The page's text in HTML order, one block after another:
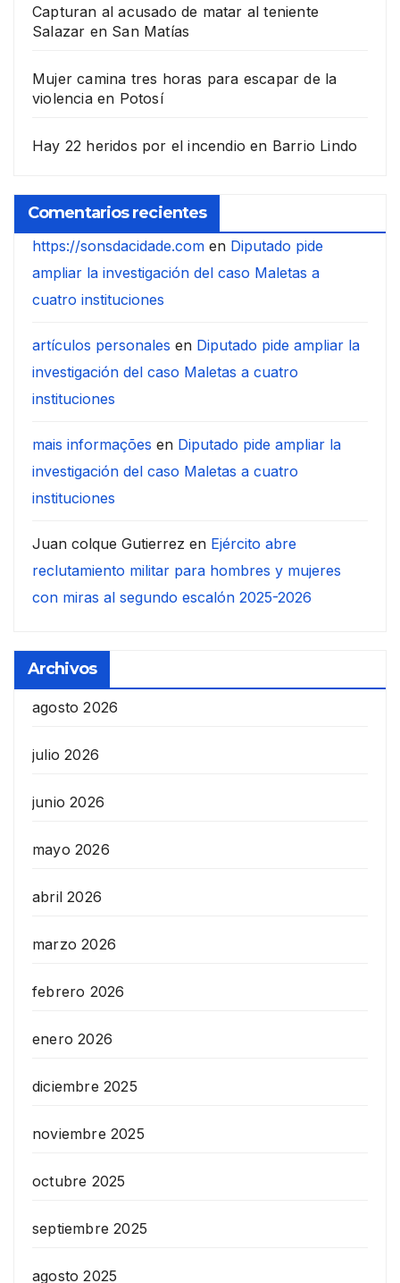
Capturan al acusado de matar al teniente
Salazar en San Matías
Mujer camina tres horas para escapar de la
violencia en Potosí
Hay 22 heridos por el incendio en Barrio Lindo
Comentarios recientes
https://sonsdacidade.com en Diputado pide
ampliar la investigación del caso Maletas a
cuatro instituciones
artículos personales en Diputado pide ampliar la
investigación del caso Maletas a cuatro
instituciones
mais informações en Diputado pide ampliar la
investigación del caso Maletas a cuatro
instituciones
Juan colque Gutierrez en Ejército abre
reclutamiento militar para hombres y mujeres
con miras al segundo escalón 2025-2026
Archivos
agosto 2026
julio 2026
junio 2026
mayo 2026
abril 2026
marzo 2026
febrero 2026
enero 2026
diciembre 2025
noviembre 2025
octubre 2025
septiembre 2025
agosto 2025